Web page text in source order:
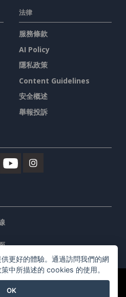
法律
服務條款
AI Policy
隱私政策
Content Guidelines
安全概述
舉報投訴
有。
更好的體驗。通過訪問我們的網
中所描述的 cookies 的使用。
OK